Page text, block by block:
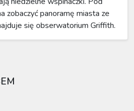
zobaczyć panoramę miasta ze
się obserwatorium Griffith.